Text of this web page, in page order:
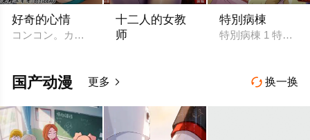
好奇的心情
コンコン。カチャ…「失礼します。」ビルの一室のドアを開
十二人的女教
师
特別病棟
特別病棟 1 特別病
 换一换
国产动漫 更多 